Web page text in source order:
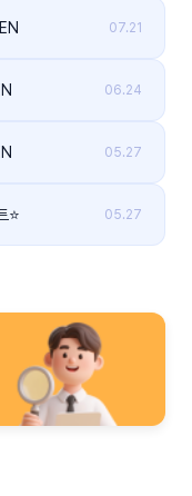
07.21
06.24
05.27
⭐ 05.27